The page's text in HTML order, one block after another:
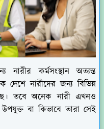
কর্মসংস্থান অত্যন্ত
দেশে নারীদের জন্য বিভিন্ন
তবে অনেক নারী এখনও
বা কিভাবে তারা সেই